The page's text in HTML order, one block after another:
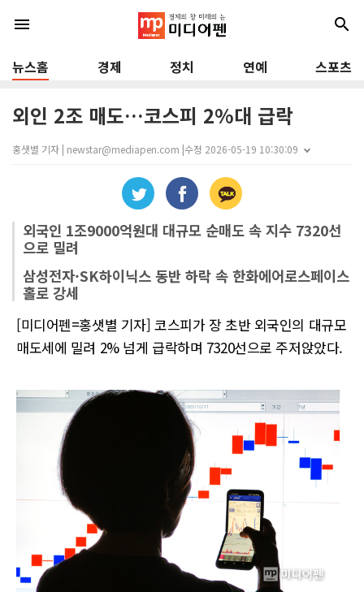
menu search
뉴스홈 경제 정치 연예 스포츠
외인 2조 매도…코스피 2%대 급락
홍샛별 기자 | newstar@mediapen.com |수정 2026-05-19 10:30:09
외국인 1조9000억원대 대규모 순매도 속 지수 7320선
으로 밀려
삼성전자·SK하이닉스 동반 하락 속 한화에어로스페이스
홀로 강세
[미디어펜=홍샛별 기자] 코스피가 장 초반 외국인의 대규모
매도세에 밀려 2% 넘게 급락하며 7320선으로 주저앉았다.